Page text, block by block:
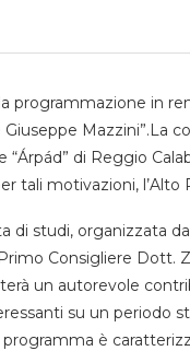
programmazione in
Giuseppe Mazzini”.La
“Árpád” di Reggio
tali motivazioni, l’Alto
di studi, organizzata
Consigliere Dott.
un autorevole
su un periodo
programma è